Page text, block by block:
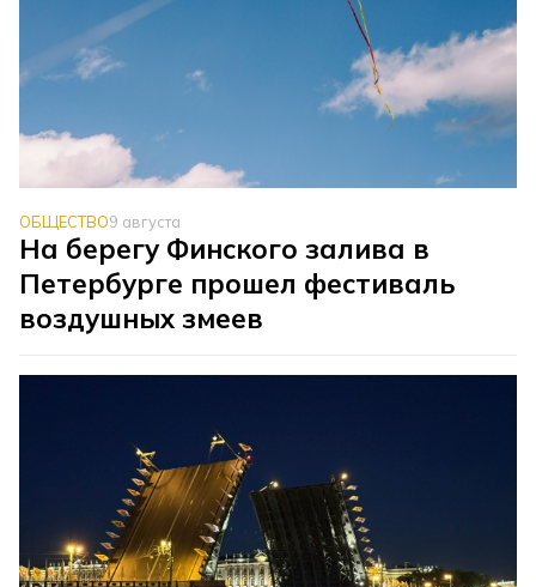
ОБЩЕСТВО9 августа
На берегу Финского залива в
Петербурге прошел фестиваль
воздушных змеев